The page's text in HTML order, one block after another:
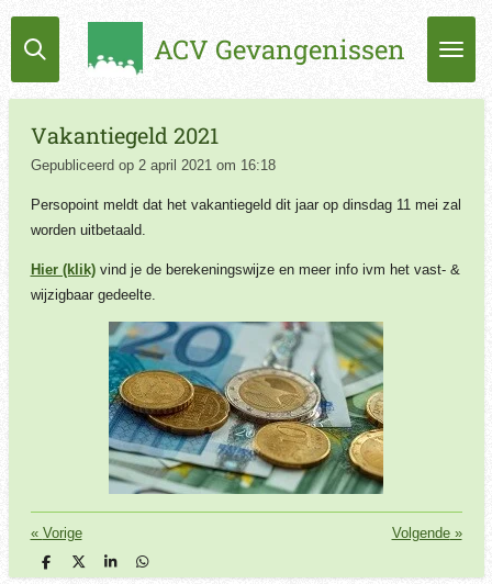
Ga
direct
de
hoofdinhoud
ACV Gevangenissen
Vakantiegeld 2021
Gepubliceerd op 2 april 2021 om 16:18
Persopoint meldt dat het vakantiegeld dit jaar op dinsdag 11 mei zal
worden uitbetaald.
Hier (klik)vind je de berekeningswijze en meer info ivm het vast- &
wijzigbaar gedeelte.
« Vorige Volgende»
D
e
D
e
S
h
D
e